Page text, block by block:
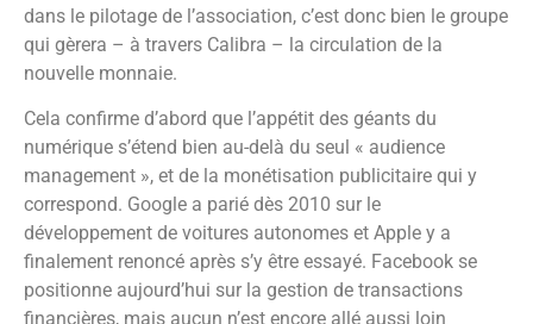
dans le pilotage de l’association, c’est donc bien le groupe
qui gèrera – à travers Calibra – la circulation de la
nouvelle monnaie.
Cela confirme d’abord que l’appétit des géants du
numérique s’étend bien au-delà du seul « audience
management », et de la monétisation publicitaire qui y
correspond. Google a parié dès 2010 sur le
développement de voitures autonomes et Apple y a
finalement renoncé après s’y être essayé. Facebook se
positionne aujourd’hui sur la gestion de transactions
financières, mais aucun n’est encore allé aussi loin